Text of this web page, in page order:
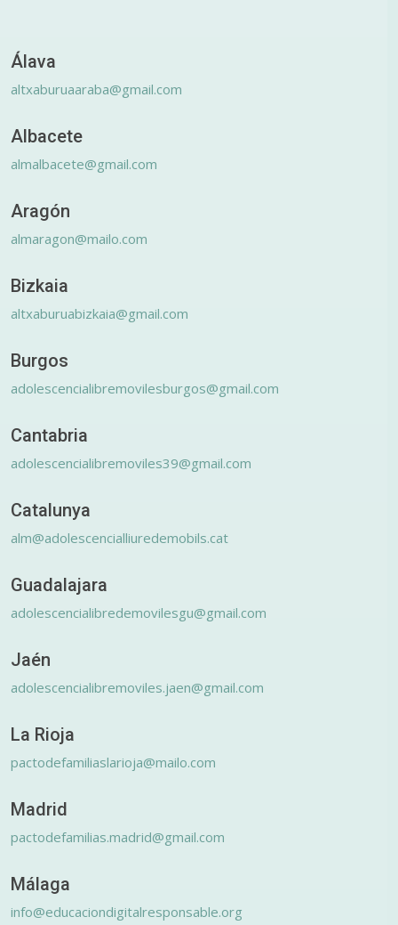
Álava
altxaburuaaraba@gmail.com
Albacete
almalbacete@gmail.com
Aragón
almaragon@mailo.com
Bizkaia
altxaburuabizkaia@gmail.com
Burgos
adolescencialibremovilesburgos@gmail.com
Cantabria
adolescencialibremoviles39@gmail.com
Catalunya
alm@adolescencialliuredemobils.cat
Guadalajara
adolescencialibredemovilesgu@gmail.com
Jaén
adolescencialibremoviles.jaen@gmail.com
La Rioja
pactodefamiliaslarioja@mailo.com
Madrid
pactodefamilias.madrid@gmail.com
Málaga
info@educaciondigitalresponsable.org